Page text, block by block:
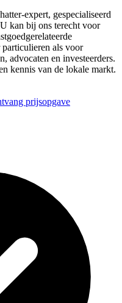
expert, gespecialiseerd
kan bij ons terecht voor
als voor
advocaten en investeerders.
kennis van de lokale markt.
prijsopgave